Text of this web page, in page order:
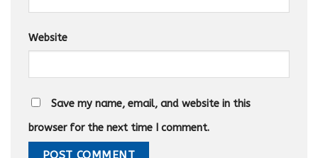
Website
Save my name, email, and website in this
browser for the next time I comment.